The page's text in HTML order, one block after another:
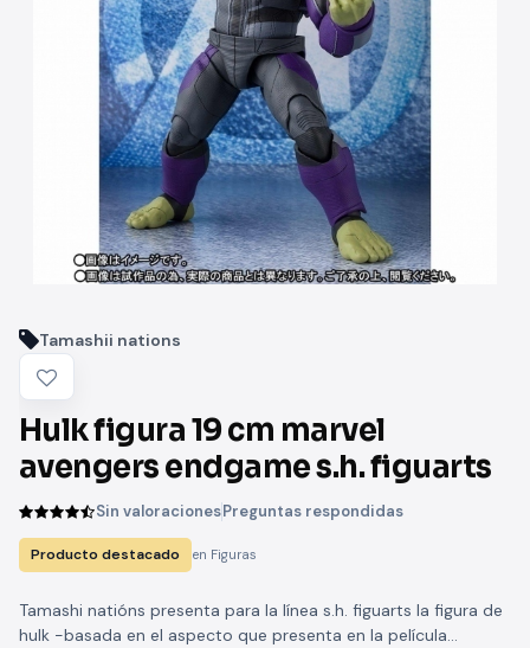
Tamashii nations
Hulk figura 19 cm marvel
avengers endgame s.h. figuarts
Sin valoracionesPreguntas respondidas
Producto destacado en Figuras
Tamashi natións presenta para la línea s.h. figuarts la figura de
hulk -basada en el aspecto que presenta en la película